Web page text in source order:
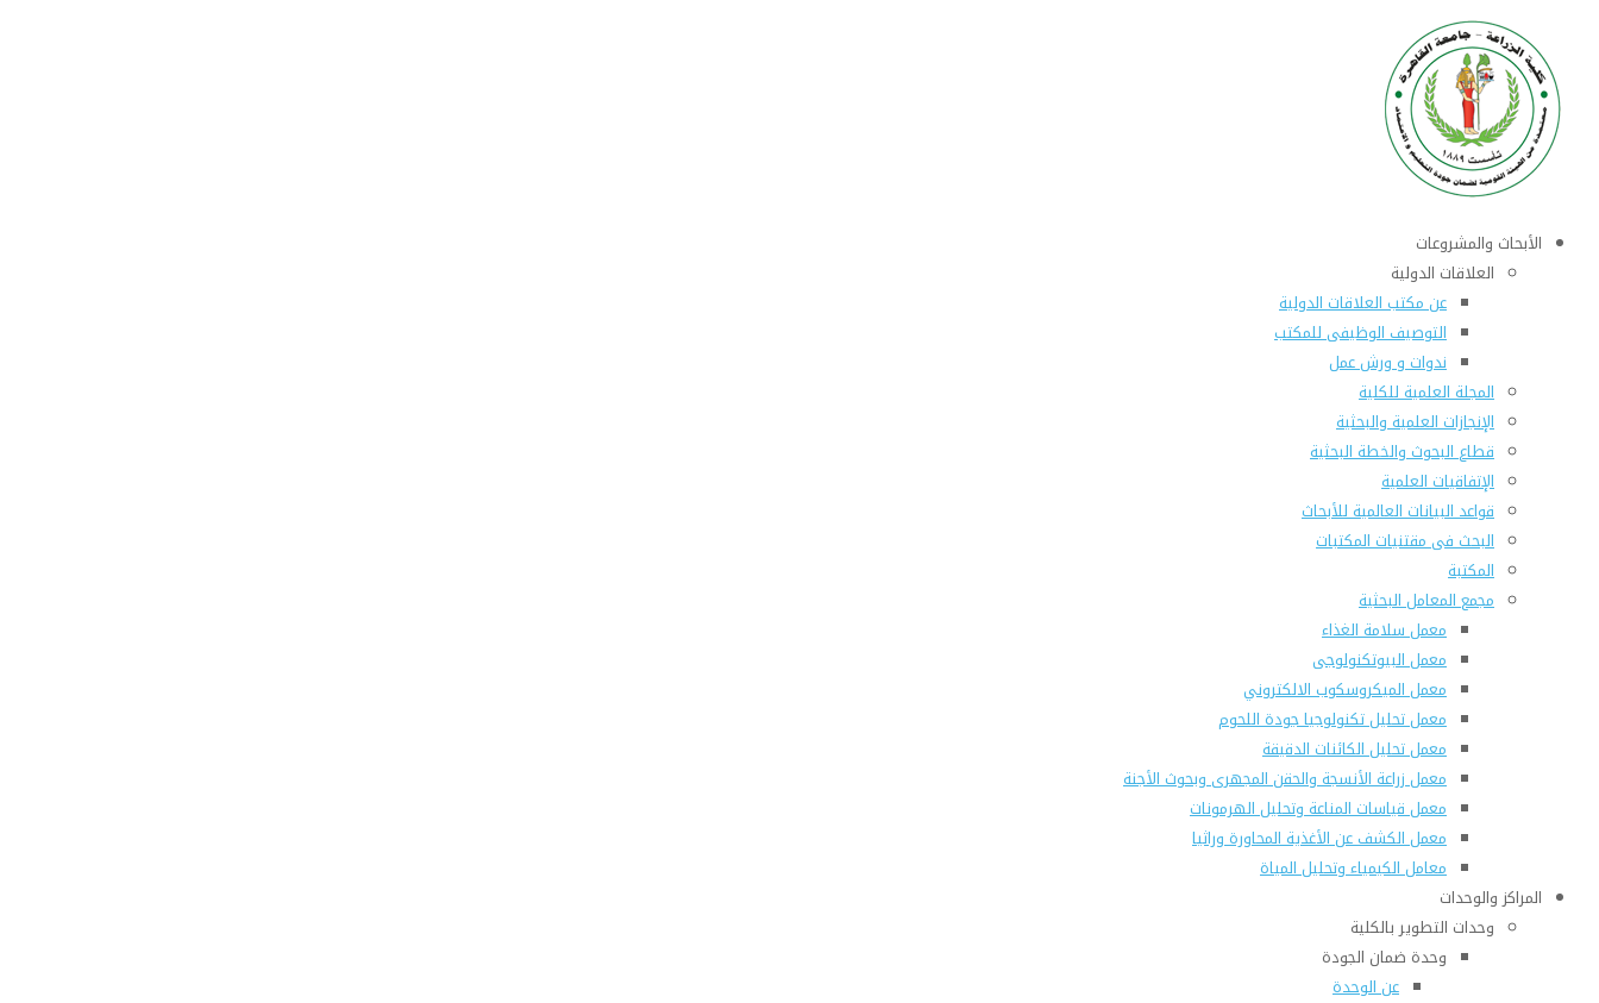
الأبحاث والمشروعات
العلاقات الدولية
عن مكتب العلاقات الدولية
التوصيف الوظيفى للمكتب
ندوات و ورش عمل
المجلة العلمية للكلية
الإنجازات العلمية والبحثية
قطاع البحوث والخطة البحثية
الإتفاقيات العلمية
قواعد البيانات العالمية للأبحاث
البحث فى مقتنيات المكتبات
المكتبة
مجمع المعامل البحثية
معمل سلامة الغذاء
معمل البيوتكنولوجى
معمل الميكروسكوب الالكتروني
معمل تحليل تكنولوجيا جودة اللحوم
معمل تحليل الكائنات الدقيقة
معمل زراعة الأنسجة والحقن المجهرى وبحوث الأجنة
معمل قياسات المناعة وتحليل الهرمونات
معمل الكشف عن الأغذية المحاورة وراثيا
معامل الكيمياء وتحليل المياة
المراكز والوحدات
وحدات التطوير بالكلية
وحدة ضمان الجودة
عن الوحدة